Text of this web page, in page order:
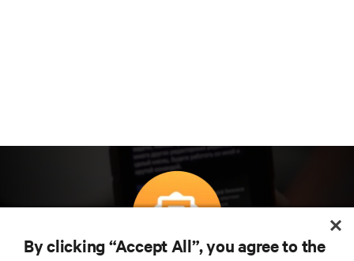
By clicking “Accept All”, you agree to the